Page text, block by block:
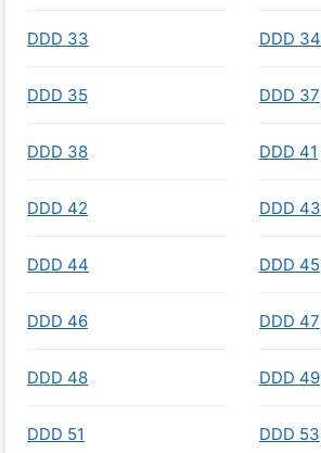
DDD 33 DDD 34
DDD 35 DDD 37
DDD 38 DDD 41
DDD 42 DDD 43
DDD 44 DDD 45
DDD 46 DDD 47
DDD 48 DDD 49
DDD 51 DDD 53